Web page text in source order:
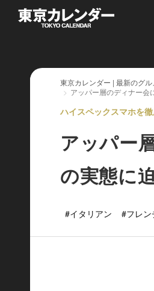
東京カレンダー | 最新のグ
アッパー層のディナー会
ハイスペックスマホを
アッパー
の実態に
#イタリアン #フレン